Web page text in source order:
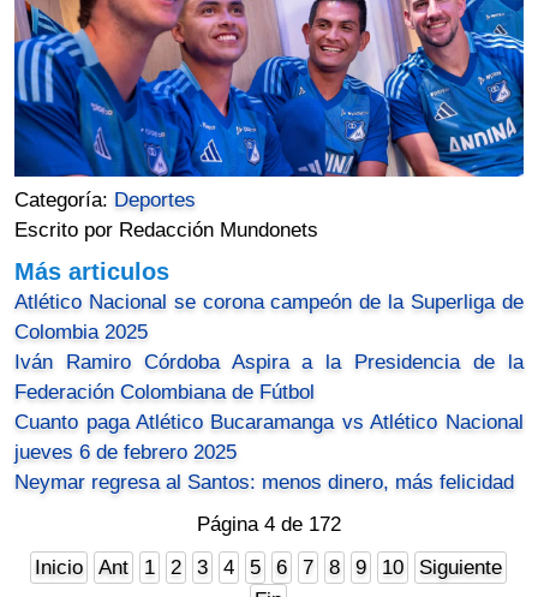
Categoría: Deportes
Escrito por Redacción Mundonets
Más articulos
Atlético Nacional se corona campeón de la Superliga de
Colombia 2025
Iván Ramiro Córdoba Aspira a la Presidencia de la
Federación Colombiana de Fútbol
Cuanto paga Atlético Bucaramanga vs Atlético Nacional
jueves 6 de febrero 2025
Neymar regresa al Santos: menos dinero, más felicidad
Página 4 de 172
Inicio
Ant 1 2 3 4 5 6 7 8 9 10
Siguiente